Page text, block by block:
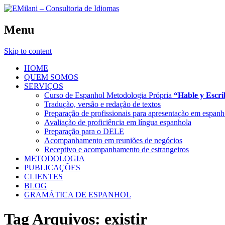
Menu
Skip to content
HOME
QUEM SOMOS
SERVIÇOS
Curso de Espanhol Metodologia Própria “Hable y
Tradução, versão e redação de textos
Preparação de profissionais para apresentação em
Avaliação de proficiência em língua espanhola
Preparação para o DELE
Acompanhamento em reuniões de negócios
Receptivo e acompanhamento de estrangeiros
METODOLOGIA
PUBLICAÇÕES
CLIENTES
BLOG
GRAMÁTICA DE ESPANHOL
Tag Arquivos: existir